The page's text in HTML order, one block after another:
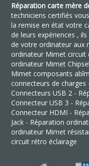
Réparation carte mère
techniciens certifiés
la remise en état votre
de leurs expériences ,
de votre ordinateur aux
ordinateur Mimet circuit
ordinateur Mimet
Mimet composants
connecteurs de
Connecteurs USB 2 -
Connecteur USB 3 -
Connecteur HDMI -
Jack - Réparation
ordinateur Mimet
circuit rétro éclairage